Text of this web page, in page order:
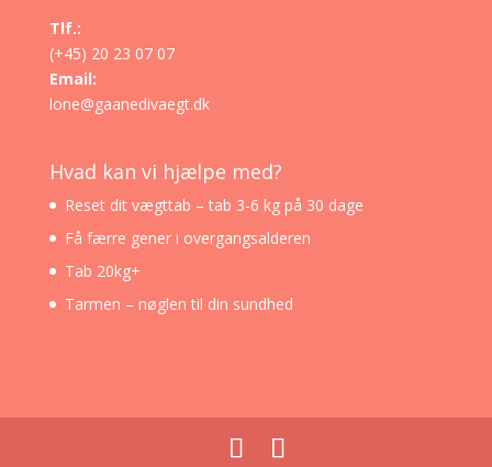
Tlf.:
(+45) 20 23 07 07
Email:
lone@gaanedivaegt.dk
Hvad kan vi hjælpe med?
Reset dit vægttab – tab 3-6 kg på 30 dage
Få færre gener i overgangsalderen
Tab 20kg+
Tarmen – nøglen til din sundhed